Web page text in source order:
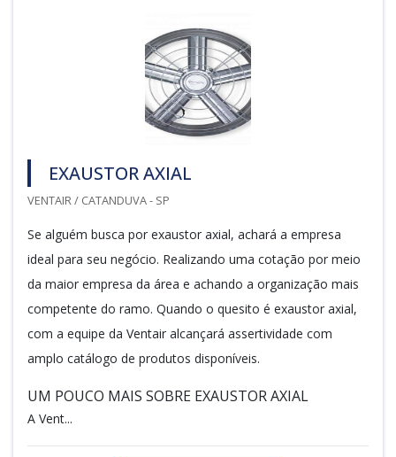
EXAUSTOR AXIAL
VENTAIR / CATANDUVA - SP
Se alguém busca por exaustor axial, achará a empresa
ideal para seu negócio. Realizando uma cotação por meio
da maior empresa da área e achando a organização mais
competente do ramo. Quando o quesito é exaustor axial,
com a equipe da Ventair alcançará assertividade com
amplo catálogo de produtos disponíveis.
UM POUCO MAIS SOBRE EXAUSTOR AXIAL
A Vent...